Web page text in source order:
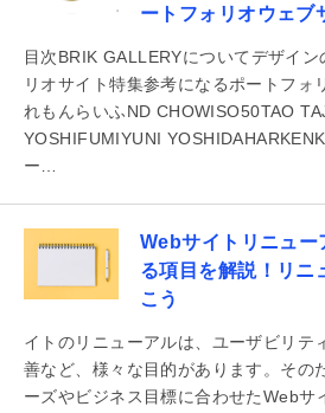
ートフォリオウェブ
目次BRIK GALLERYについてデザイ
リオサイト特集参考になるポートフォ
れもんらいふND CHOWISO50TAO
YOSHIFUMIYUNI
ー…
Webサイトリニュー
る項目を解説！リニ
こう
イトのリニューアルは、ユーザビリテ
善など、様々な目的があります。その
ーズやビジネス目標に合わせたWebサ